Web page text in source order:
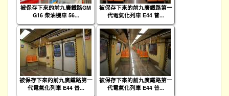
被保存下來的前九廣鐵路GM
G16 柴油機車 56...
被保存下來的前九廣鐵路第一
代電氣化列車 E44 普...
被保存下來的前九廣鐵路第一
代電氣化列車 E44 普...
被保存下來的前九廣鐵路第一
代電氣化列車 E44 普...